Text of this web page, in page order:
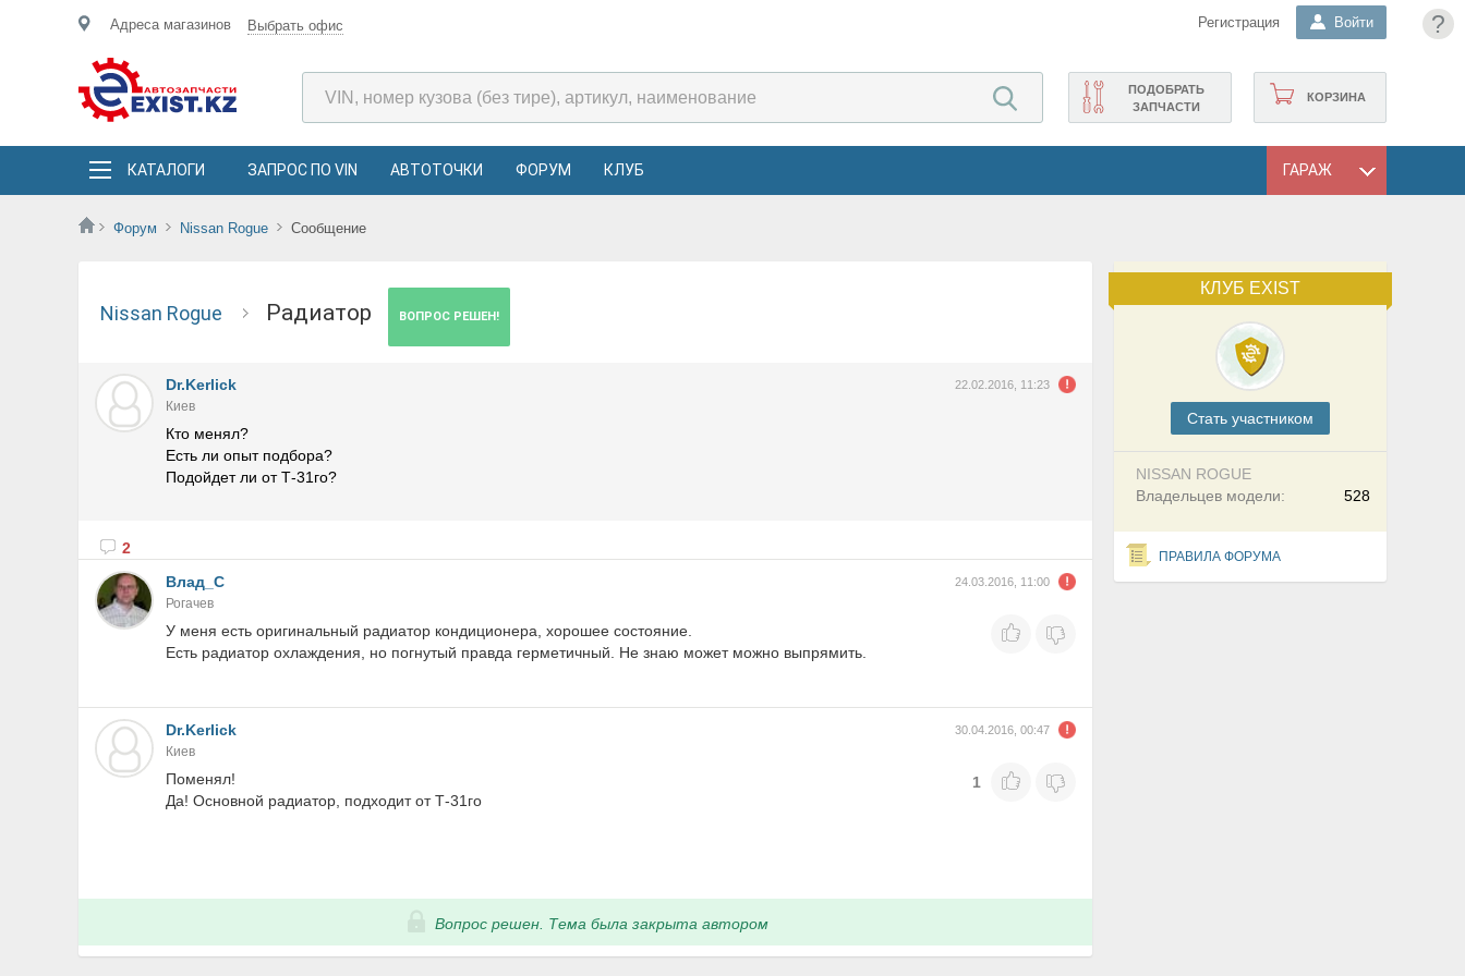
?
Адреса магазинов Выбрать офис Регистрация Войти
КОРЗИНА
ПОДОБРАТЬ
ЗАПЧАСТИ
КАТАЛОГИ ЗАПРОС ПО VIN АВТОТОЧКИ ФОРУМ КЛУБ ГАРАЖ
Форум Nissan Rogue Сообщение
КЛУБ EXIST
Cтать участником
NISSAN ROGUE
528
Владельцев модели:
ПРАВИЛА ФОРУМА
Nissan Rogue Радиатор ВОПРОС РЕШЕН!
Dr.Kerlick 22.02.2016, 11:23
Киев
Кто менял?
Есть ли опыт подбора?
Подойдет ли от Т-31го?
2
Влад_С
24.03.2016, 11:00
Рогачев
У меня есть оригинальный радиатор кондиционера, хорошее состояние.
Есть радиатор охлаждения, но погнутый правда герметичный. Не знаю может можно выпрямить.
Dr.Kerlick 30.04.2016, 00:47
Киев
Поменял!
Да! Основной радиатор, подходит от Т-31го
1
Вопрос решен. Тема была закрыта автором